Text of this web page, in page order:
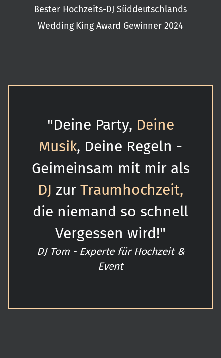
Bester Hochzeits-DJ Süddeutschlands
Wedding King Award Gewinner 2024
"Deine Party, Deine
Musik, Deine Regeln -
Geimeinsam mit mir als
DJ zur Traumhochzeit,
die niemand so schnell
Vergessen wird!"
DJ Tom - Experte für Hochzeit &
Event